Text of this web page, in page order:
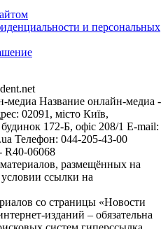
и персональных
медиа Название онлайн-медиа -
02091, місто Київ,
172-Б, офіс 208/1 E-mail:
Телефон: 044-205-43-00
R40-06068
размещённых на
условии ссылки на
со страницы «Новости
изданий – обязательна